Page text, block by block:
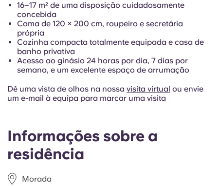
Informações sobre a
residência
Morada
16–17 m² de uma disposição cuidadosamente
concebida
Cama de 120 × 200 cm, roupeiro e secretária
própria
Cozinha compacta totalmente equipada e casa de
banho privativa
Acesso ao ginásio 24 horas por dia, 7 dias por
semana, e um excelente espaço de arrumação
Dê uma vista de olhos na nossa visita virtual ou envie
um e-mail à equipa para marcar uma visita